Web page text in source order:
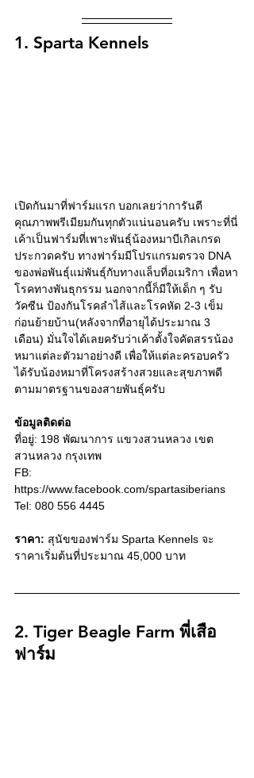
1. Sparta Kennels
เปิดกันมาที่ฟาร์มแรก บอกเลยว่าการันตี
คุณภาพพรีเมียมกันทุกตัวแน่นอนครับ เพราะที่นี่
เค้าเป็นฟาร์มที่เพาะพันธุ์น้องหมาบีเกิลเกรด
ประกวดครับ ทางฟาร์มมีโปรแกรมตรวจ DNA
ของพ่อพันธุ์แม่พันธุ์กับทางแล็บที่อเมริกา เพื่อหา
โรคทางพันธุกรรม นอกจากนี้ก็มีให้เด็ก ๆ รับ
วัคซีน ป้องกันโรคลำไส้และโรคหัด 2-3 เข็ม
ก่อนย้ายบ้าน(หลังจากที่อายุได้ประมาณ 3
เดือน) มั่นใจได้เลยครับว่าเค้าตั้งใจคัดสรรน้อง
หมาแต่ละตัวมาอย่างดี เพื่อให้แต่ละครอบครัว
ได้รับน้องหมาที่โครงสร้างสวยและสุขภาพดี
ตามมาตรฐานของสายพันธุ์ครับ
ข้อมูลติดต่อ
ที่อยู่: 198 พัฒนาการ แขวงสวนหลวง เขต
สวนหลวง กรุงเทพ
FB:
https://www.facebook.com/spartasiberians
Tel: 080 556 4445
ราคา: สุนัขของฟาร์ม Sparta Kennels จะ
ราคาเริ่มต้นที่ประมาณ 45,000 บาท
2. Tiger Beagle Farm พี่เสือ
ฟาร์ม